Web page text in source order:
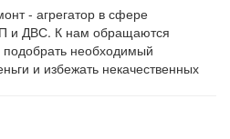
- агрегатор в сфере
и ДВС. К нам обращаются
необходимый
и избежать некачественных